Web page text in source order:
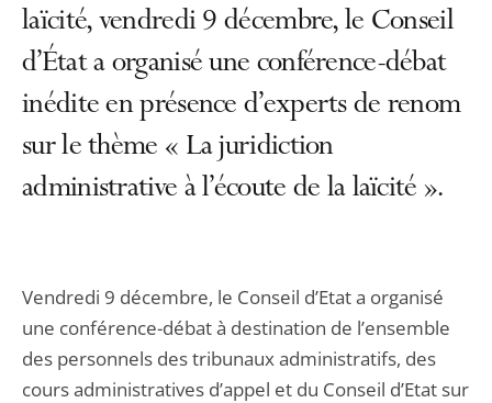
laïcité, vendredi 9 décembre, le Conseil
d’État a organisé une conférence-débat
inédite en présence d’experts de renom
sur le thème « La juridiction
administrative à l’écoute de la laïcité ».
Vendredi 9 décembre, le Conseil d’Etat a organisé
une conférence-débat à destination de l’ensemble
des personnels des tribunaux administratifs, des
cours administratives d’appel et du Conseil d’Etat sur